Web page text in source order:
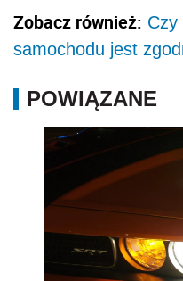
Zobacz również: Czy
samochodu jest
POWIĄZANE